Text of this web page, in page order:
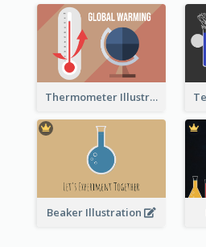
Thermometer Illustration
Beaker Illustration